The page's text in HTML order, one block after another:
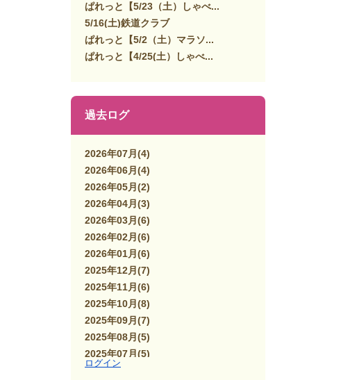
ぱれっと【5/23（土）しゃべ...
5/16(土)鉄道クラブ
ぱれっと【5/2（土）マラソ...
ぱれっと【4/25(土）しゃべ...
過去ログ
2026年07月 (4)
2026年06月 (4)
2026年05月 (2)
2026年04月 (3)
2026年03月 (6)
2026年02月 (6)
2026年01月 (6)
2025年12月 (7)
2025年11月 (6)
2025年10月 (8)
2025年09月 (7)
2025年08月 (5)
2025年07月 (5)
2025年06月
ログイン